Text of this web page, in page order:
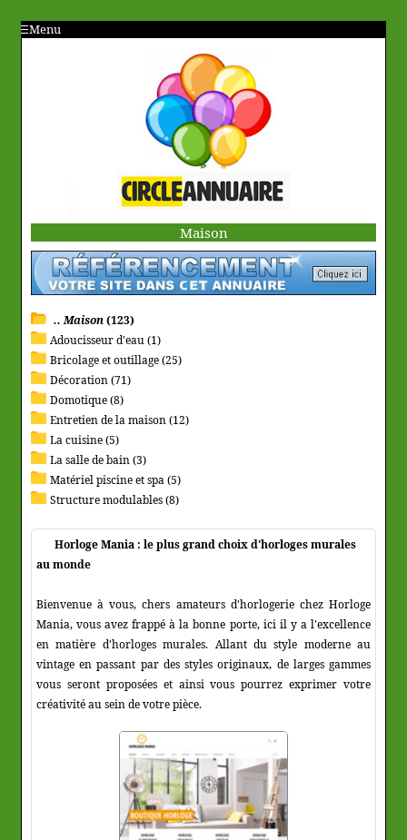
Menu
Maison
.. Maison(123)
Adoucisseur d'eau (1)
Bricolage et outillage (25)
Décoration (71)
Domotique (8)
Entretien de la maison (12)
La cuisine (5)
La salle de bain (3)
Matériel piscine et spa (5)
Structure modulables (8)
Horloge Mania : le plus grand choix d'horloges murales
au monde
Bienvenue à vous, chers amateurs d'horlogerie chez Horloge
Mania, vous avez frappé à la bonne porte, ici il y a l'excellence
en matière d'horloges murales. Allant du style moderne au
vintage en passant par des styles originaux, de larges gammes
vous seront proposées et ainsi vous pourrez exprimer votre
créativité au sein de votre pièce.